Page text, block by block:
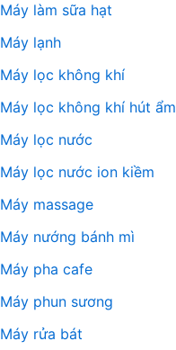
Máy làm sữa hạt
Máy lạnh
Máy lọc không khí
Máy lọc không khí hút ẩm
Máy lọc nước
Máy lọc nước ion kiềm
Máy massage
Máy nướng bánh mì
Máy pha cafe
Máy phun sương
Máy rửa bát